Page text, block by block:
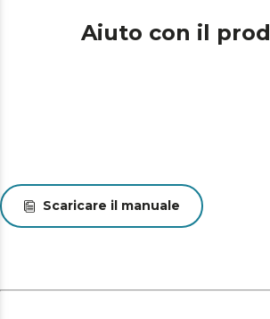
Aiuto con il
Scaricare il manuale